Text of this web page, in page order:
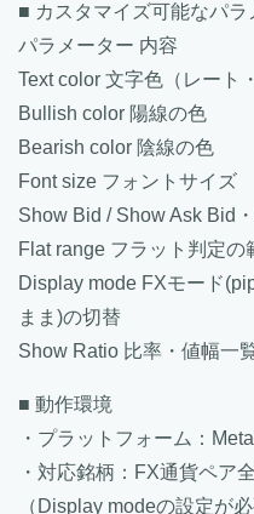
■ カスタマイズ可能なパラ
パラメーター 内容
Text color 文字色（レート
Bullish color 陽線の色
Bearish color 陰線の色
Font size フォントサイズ
Show Bid / Show Ask Bid
Flat range フラット判定の
Display mode FXモード
まま)の切替
Show Ratio 比率・値幅一
■ 動作環境
・プラットフォーム：
・対応銘柄：FX通貨ペア
（Display modeの設定が必